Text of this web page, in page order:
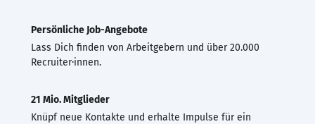
Persönliche Job-Angebote
Lass Dich finden von Arbeitgebern und über 20.000
Recruiter·innen.
21 Mio. Mitglieder
Knüpf neue Kontakte und erhalte Impulse für ein